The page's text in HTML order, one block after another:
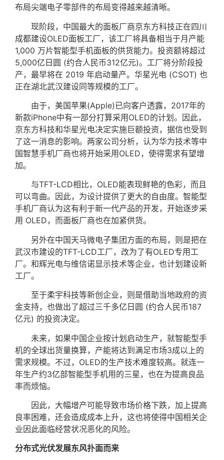
布局尖端电子零部件的布局变得越来越清晰。
现阶段，中国最大的面板厂商京东方科技正在四川
成都建设OLED面板工厂，该工厂将具备相当于月产能
1,000 万片智能型手机面板的供货能力。投资额将超过
5,000亿日圆 (约合人民币312亿元)。工厂将分阶段投
产，最早将在 2019 年启动量产。华星光电 (CSOT) 也
正在湖北武汉建设同等规模的工厂。
由于，美国苹果(Apple)已向客户透露，2017年的
新款iPhone中有一部分打算采用OLED的计划。因此，
京东方科技和华星光电决定实施巨额投资，据信也受到
了这一消息的影响。两家公司分析，认为华为技术等中
国智慧手机厂商也将开始采用OLED，使得需求有望增
加。
与TFT-LCD相比，OLED能表现鲜艳的色彩，而且
可以弯曲。因此，为设计提供了更大的自由度。智能型
手机厂商认为这有利于新一代产品的开发，开始逐步采
用 OLED，而面板厂商也在加紧供货。
另外在中国天马微电子集团方面的布局，则是把在
武汉市建设的TFT-LCD工厂，改为了有OLED专用工
厂。和辉光电与维信诺显示技术等企业，也计划建设新
工厂。
至于柔宇科技等新创企业，则是借助当地政府的资
金支持，也做出了超过三千多亿日圆 (约合人民币187
亿元) 的投资决定。
未来，如果中国企业按计划启动生产，就智能型手
机的全球出货量换算，产能将达到满足市场3成以上的
需求规模。不过，OLED的生产技术难度较高。就连一
年生产约3亿部智能型手机用的三星，也在为提高良品
率而烦恼。
因此，大幅增产可能导致市场价格下跌，加上提高
良率困难，还会造成成本上升，这也将使得中国相关企
业因此面临经营状况恶化的风险。
分布式光伏发展东风扑面而来